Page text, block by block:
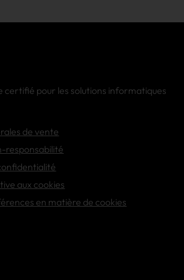
certifié pour les solutions informatiques
de vente
responsabilité
aux cookies
en matière de cookies